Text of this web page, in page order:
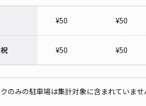
アサヒハイム アキッパ駐
/ 0件
¥500〜/ 日
長さ 430cm 以下 車
¥50 ¥50
¥50 ¥50
みの駐車場は集計対象に含まれていませ